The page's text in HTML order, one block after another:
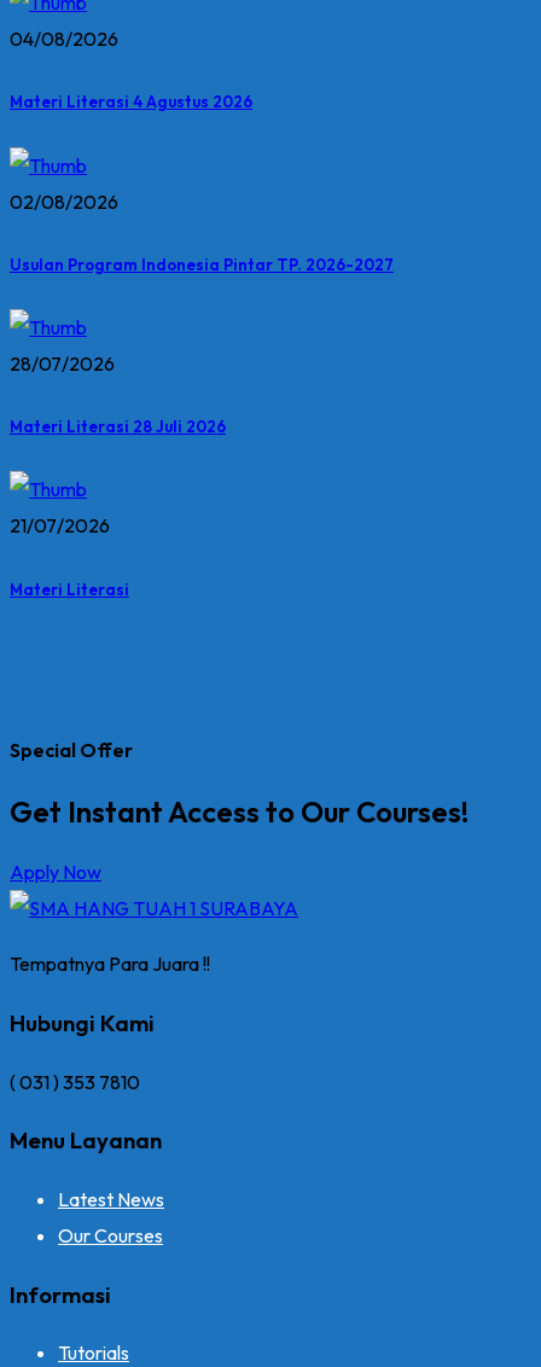
04/08/2026
Materi Literasi 4 Agustus 2026
02/08/2026
Usulan Program Indonesia Pintar TP. 2026-2027
28/07/2026
Materi Literasi 28 Juli 2026
21/07/2026
Materi Literasi
Special Offer
Get Instant Access to Our Courses!
Apply Now
Tempatnya Para Juara !!
Hubungi Kami
( 031 ) 353 7810
Menu Layanan
Latest News
Our Courses
Informasi
Tutorials